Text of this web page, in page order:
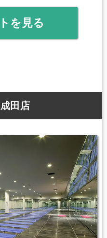
を見る
田店